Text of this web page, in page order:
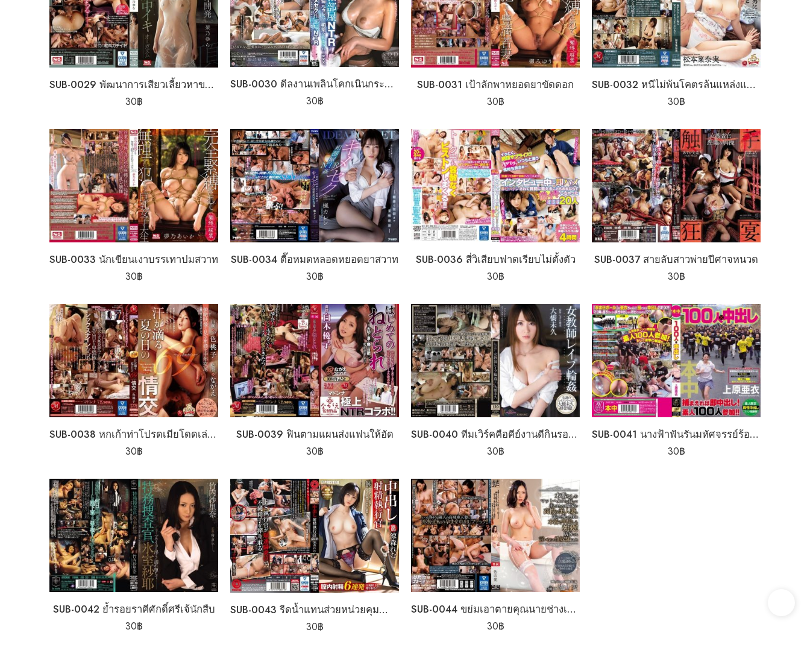
SUB-0029 พัฒนาการเสียวเลี้ยวหาของใหญ่
30฿
SUB-0030 ดีลงานเพลินโคกเนินกระตุ้นยา
30฿
SUB-0031 เป้าลักพาหยอดยาขัดดอก
30฿
SUB-0032 หนีไม่พ้นโคตรล้นแหล่งแคลเซี่ยม
30฿
SUB-0033 นักเขียนเงาบรรเทาปมสวาท
30฿
SUB-0034 ตื๊อหมดหลอดหยอดยาสวาท
30฿
SUB-0036 สี่วิเสียบฟาดเรียบไม่ตั้งตัว
30฿
SUB-0037 สายลับสาวพ่ายปีศาจหนวด
30฿
SUB-0038 หกเก้าท่าโปรดเมียโดดเล่นชู้
30฿
SUB-0039 ฟินตามแผนส่งแฟนให้อัด
30฿
SUB-0040 ทีมเวิร์คคือคีย์งานดีกินรอบวง
30฿
SUB-0041 นางฟ้าฟันรันมหัศจรรย์ร้อยดอ
30฿
SUB-0042 ย้ำรอยราคีศักดิ์ศรีเจ้นักสืบ
30฿
SUB-0043 รีดน้ำแทนส่วยหน่วยคุมกำหนัด
30฿
SUB-0044 ขย่มเอาตายคุณนายช่างเหยียด
30฿